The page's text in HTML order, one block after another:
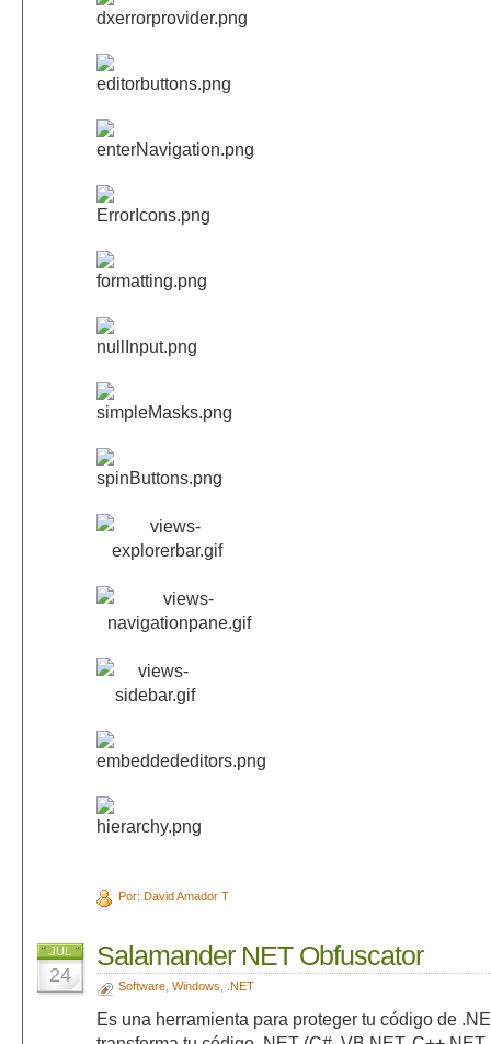
Por: David Amador T
JUL
24
Salamander NET Obfuscator
Software, Windows .NET
Es una herramienta para proteger tu código de